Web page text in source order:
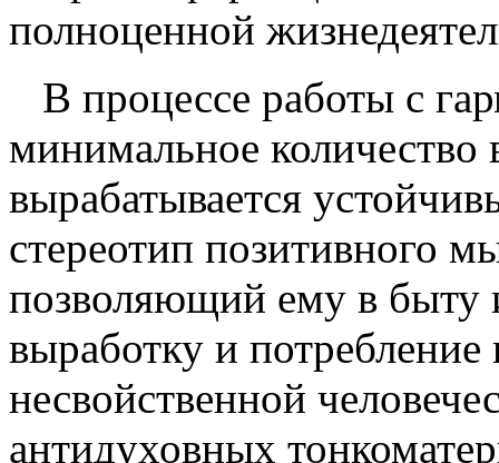
полноценной
В процессе работы с
минимальное количество
вырабатывается
стереотип позитивного
позволяющий ему в быту
выработку и
несвойственной
антидуховных